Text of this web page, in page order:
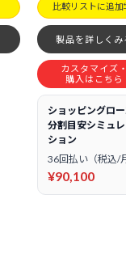
比較リストに追加
製品を詳しくみ
カスタマイズ
購入はこちら
ショッピングロ
分割目安シミュ
ション
36回払い（税込/
¥90,100